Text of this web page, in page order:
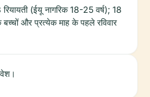
(ईयू नागरिक 18-25 वर्ष); 18
और प्रत्येक माह के पहले रविवार